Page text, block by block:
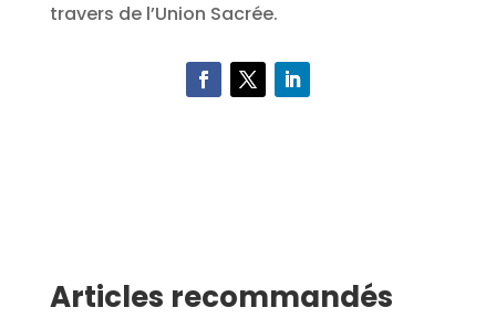
travers de l’Union Sacrée.
Articles recommandés